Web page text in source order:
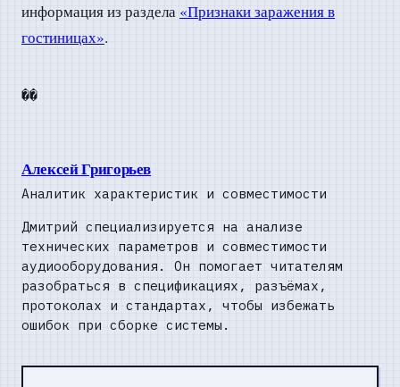
информация из раздела «Признаки заражения в
гостиницах».
��
Алексей Григорьев
Аналитик характеристик и совместимости
Дмитрий специализируется на анализе
технических параметров и совместимости
аудиооборудования. Он помогает читателям
разобраться в спецификациях, разъёмах,
протоколах и стандартах, чтобы избежать
ошибок при сборке системы.